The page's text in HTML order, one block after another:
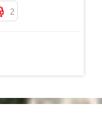
PRAIA DE